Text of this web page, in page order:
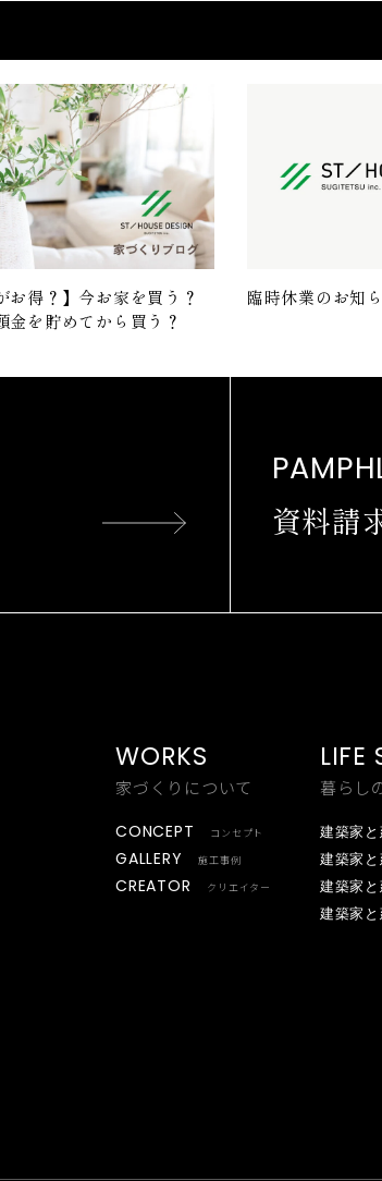
お得？】今お家を買う？
金を貯めてから買う？
臨時休業のお知
資料請
WORKS
家づくりについて
CONCEPT コンセプト
GALLERY 施工事例
CREATOR クリエイター
LIFE
暮らし
建築家
建築家
建築家
建築家